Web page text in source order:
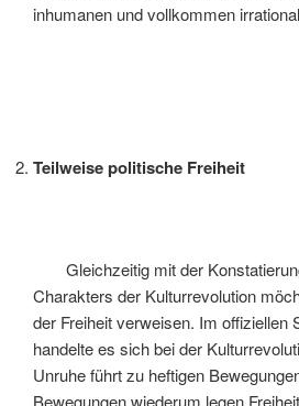
inhumanen und vollkommen
Teilweise politische Freiheit
Gleichzeitig mit der
Charakters der Kulturrevolution
der Freiheit verweisen. Im offiziellen
handelte es sich bei der
Unruhe führt zu heftigen
Bewegungen wiederum legen